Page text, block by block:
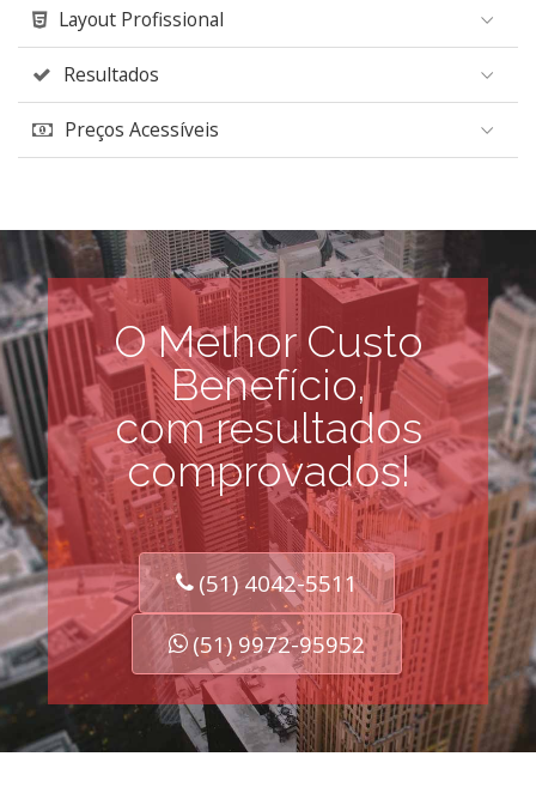
Layout Profissional
Resultados
Preços Acessíveis
O Melhor Custo
Benefício,
com resultados
comprovados!
(51) 4042-5511
(51) 9972-95952